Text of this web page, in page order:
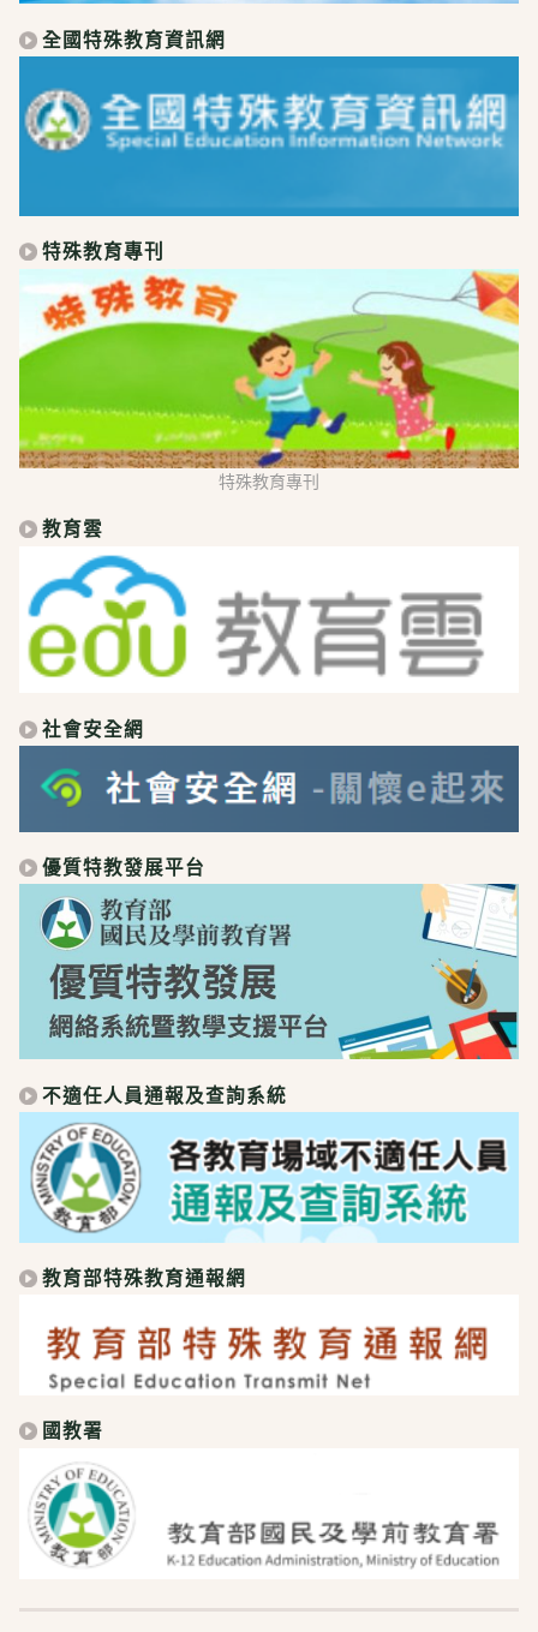
全國特殊教育資訊網
特殊教育專刊
特殊教育專刊
教育雲
社會安全網
優質特教發展平台
不適任人員通報及查詢系統
教育部特殊教育通報網
國教署